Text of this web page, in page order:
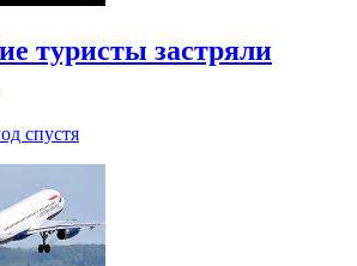
туристы застряли
спустя